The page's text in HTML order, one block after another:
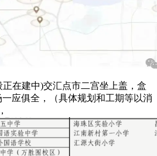
在建中)交汇点市二宫坐上盖，盒
应俱全，（具体规划和工期等以消